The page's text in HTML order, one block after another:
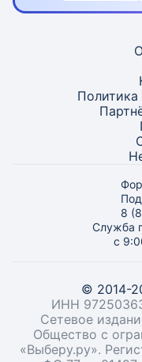
Политика
8
Служба
с
© 2014-
ИНН
Сетевое
Общество с
«Выберу.ру».